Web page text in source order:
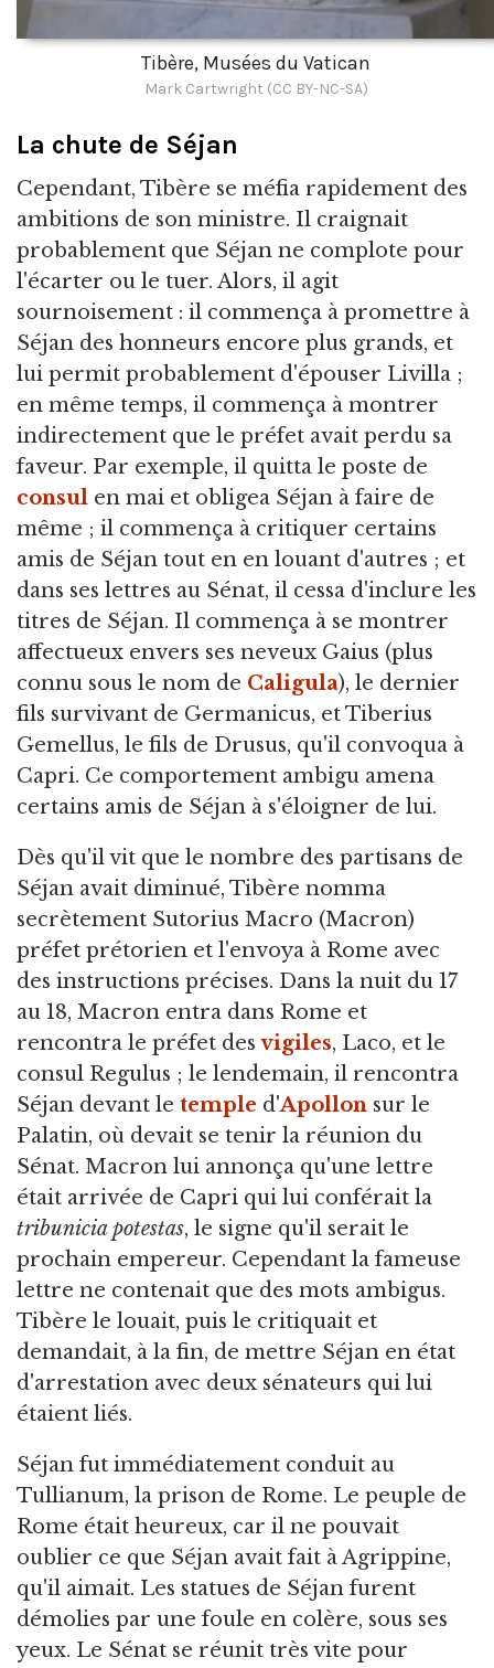
Tibère, Musées du Vatican
Mark Cartwright (CC BY-NC-SA)
La chute de Séjan
Cependant, Tibère se méfia rapidement des
ambitions de son ministre. Il craignait
probablement que Séjan ne complote pour
l'écarter ou le tuer. Alors, il agit
sournoisement : il commença à promettre à
Séjan des honneurs encore plus grands, et
lui permit probablement d'épouser Livilla ;
en même temps, il commença à montrer
indirectement que le préfet avait perdu sa
faveur. Par exemple, il quitta le poste de
consul en mai et obligea Séjan à faire de
même ; il commença à critiquer certains
amis de Séjan tout en en louant d'autres ; et
dans ses lettres au Sénat, il cessa d'inclure les
titres de Séjan. Il commença à se montrer
affectueux envers ses neveux Gaius (plus
connu sous le nom de Caligula), le dernier
fils survivant de Germanicus, et Tiberius
Gemellus, le fils de Drusus, qu'il convoqua à
Capri. Ce comportement ambigu amena
certains amis de Séjan à s'éloigner de lui.
Dès qu'il vit que le nombre des partisans de
Séjan avait diminué, Tibère nomma
secrètement Sutorius Macro (Macron)
préfet prétorien et l'envoya à Rome avec
des instructions précises. Dans la nuit du 17
au 18, Macron entra dans Rome et
rencontra le préfet desvigiles, Laco, et le
consul Regulus ; le lendemain, il rencontra
Séjan devant le temple d'Apollon sur le
Palatin, où devait se tenir la réunion du
Sénat. Macron lui annonça qu'une lettre
était arrivée de Capri qui lui conférait la
tribunicia potestas, le signe qu'il serait le
prochain empereur. Cependant la fameuse
lettre ne contenait que des mots ambigus.
Tibère le louait, puis le critiquait et
demandait, à la fin, de mettre Séjan en état
d'arrestation avec deux sénateurs qui lui
étaient liés.
Séjan fut immédiatement conduit au
Tullianum, la prison de Rome. Le peuple de
Rome était heureux, car il ne pouvait
oublier ce que Séjan avait fait à Agrippine,
qu'il aimait. Les statues de Séjan furent
démolies par une foule en colère, sous ses
yeux. Le Sénat se réunit très vite pour